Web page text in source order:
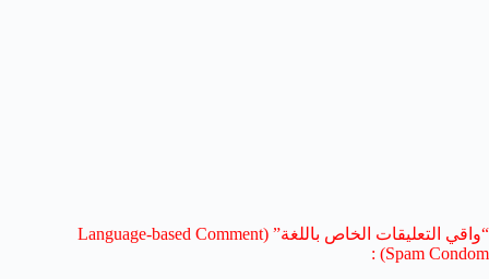
“واقي التعليقات الخاص باللغة” (Language-based Comment
Spam Condom) :